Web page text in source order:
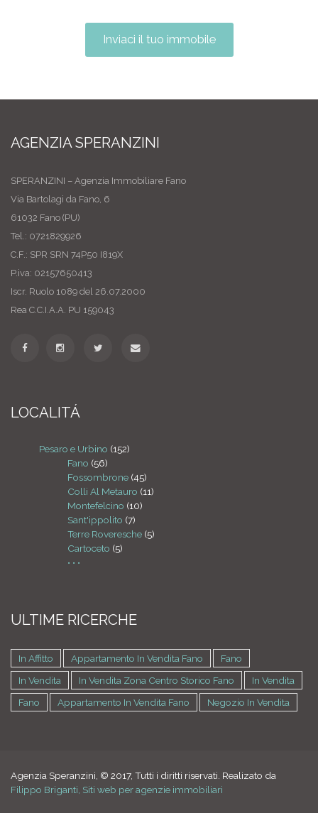
Inviaci il tuo immobile
AGENZIA SPERANZINI
SPERANZINI – Agenzia Immobiliare Fano
Via Bartolagi da Fano, 6
61032 Fano (PU)
Tel.: 0721829926
C.F.: SPR SRN 74P50 I819X
P.iva: 02157650413
Iscr. Ruolo 1089 del 26.07.2000
Rea C.C.I.A.A. PU 159043
LOCALITÁ
Pesaro e Urbino (152)
Fano (56)
Fossombrone (45)
Colli Al Metauro (11)
Montefelcino (10)
Sant'ippolito (7)
Terre Roveresche (5)
Cartoceto (5)
• • •
ULTIME RICERCHE
In Affitto Appartamento In Vendita Fano
Fano
In Vendita
In Vendita Zona Centro Storico Fano
In Vendita
Fano
Appartamento In Vendita Fano Negozio In Vendita
Agenzia Speranzini, © 2017, Tutti i diritti riservati. Realizato da
Filippo Briganti, Siti web per agenzie immobiliari